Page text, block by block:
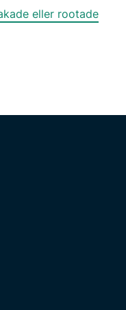
eller rootade